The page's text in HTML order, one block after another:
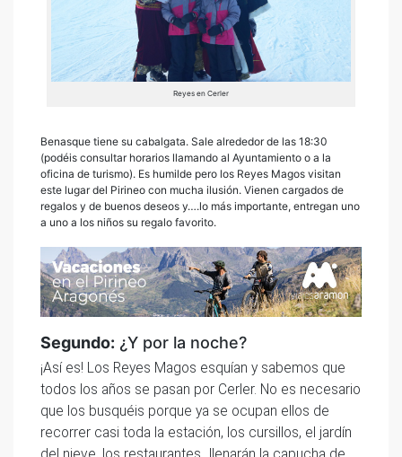
Reyes en Cerler
Benasque tiene su cabalgata. Sale alrededor de las 18:30
(podéis consultar horarios llamando al Ayuntamiento o a la
oficina de turismo). Es humilde pero los Reyes Magos visitan
este lugar del Pirineo con mucha ilusión. Vienen cargados de
regalos y de buenos deseos y….lo más importante, entregan uno
a uno a los niños su regalo favorito.
Segundo: ¿Y por la noche?
¡Así es! Los Reyes Magos esquían y sabemos que
todos los años se pasan por Cerler. No es necesario
que los busquéis porque ya se ocupan ellos de
recorrer casi toda la estación, los cursillos, el jardín